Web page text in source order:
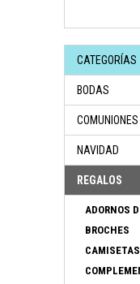
CATEGORÍAS
BODAS
COMUNIONES
NAVIDAD
REGALOS
ADORNOS
BROCHES